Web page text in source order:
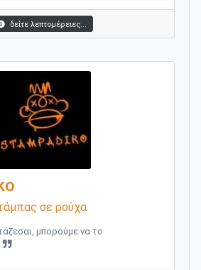
δείτε λεπτομέρειες...
σε ρούχα
μπορούμε να το